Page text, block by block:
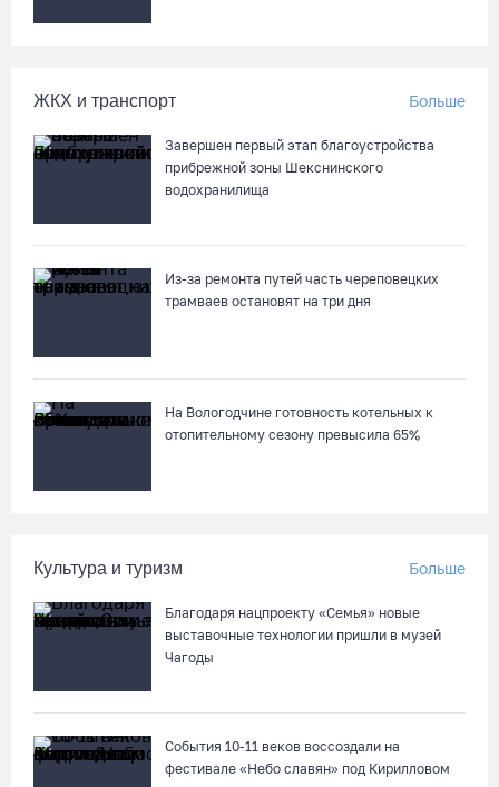
ЖКХ и транспорт Больше
Завершен первый этап благоустройства
прибрежной зоны Шекснинского
водохранилища
Из-за ремонта путей часть череповецких
трамваев остановят на три дня
На Вологодчине готовность котельных к
отопительному сезону превысила 65%
Культура и туризм Больше
Благодаря нацпроекту «Семья» новые
выставочные технологии пришли в музей
Чагоды
События 10-11 веков воссоздали на
фестивале «Небо славян» под Кирилловом